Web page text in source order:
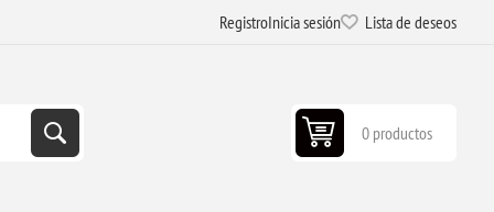
RegistroInicia sesión Lista de deseos
0 productos